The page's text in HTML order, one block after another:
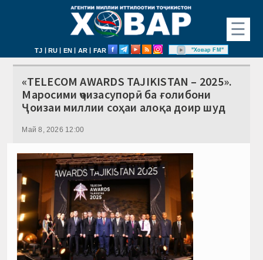
☰
TJ | RU | EN | AR | FAR "Ховар FM"
«TELECOM AWARDS TAJIKISTAN – 2025».
Маросими ҷоизасупорӣ ба ғолибони
Ҷоизаи миллии соҳаи алоқа доир шуд
Май 8, 2026 12:00